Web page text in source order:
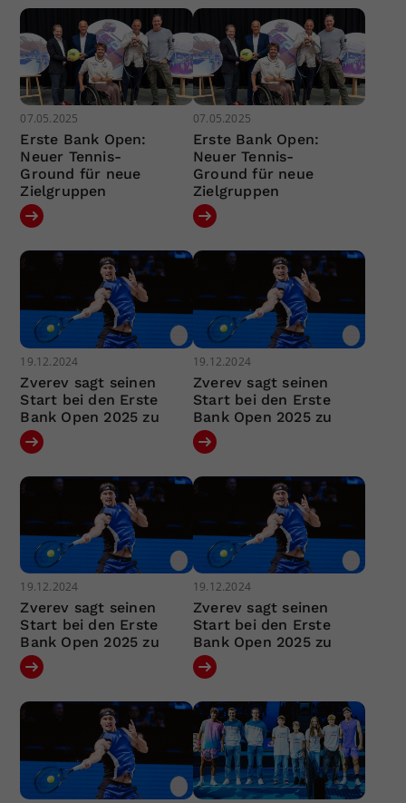
07.05.2025
Erste Bank Open:
Neuer Tennis-
Ground für neue
Zielgruppen
07.05.2025
Erste Bank Open:
Neuer Tennis-
Ground für neue
Zielgruppen
19.12.2024
Zverev sagt seinen
Start bei den Erste
Bank Open 2025 zu
19.12.2024
Zverev sagt seinen
Start bei den Erste
Bank Open 2025 zu
19.12.2024
Zverev sagt seinen
Start bei den Erste
Bank Open 2025 zu
19.12.2024
Zverev sagt seinen
Start bei den Erste
Bank Open 2025 zu